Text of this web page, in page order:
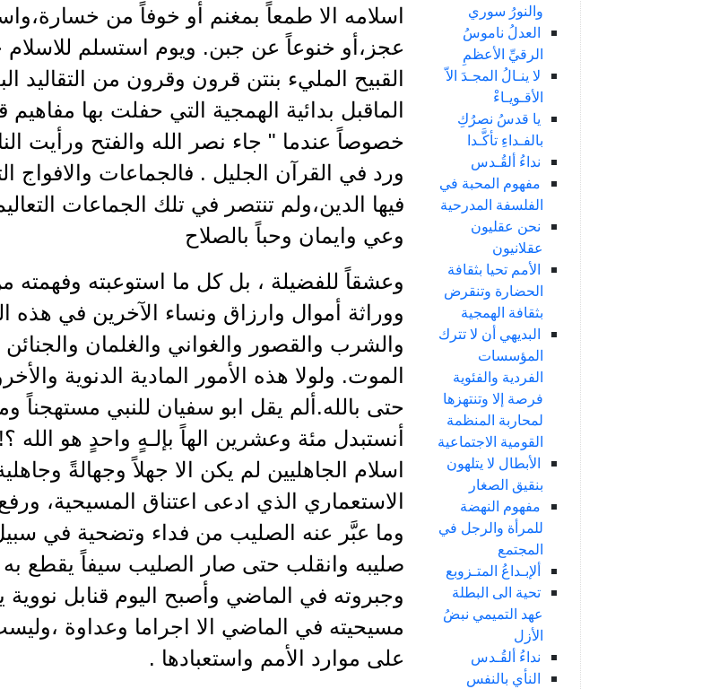
والنورُ سوري
العدلُ ناموسُ
الرقيِّ الأعظمِ
لا ينـالُ المجـدَ الاّ
الأقـويـاءْ
يا قدسُ نصرُكِ
بالفـداءِ تأكَّـدا
نداءُ ألقُـدس
مفهوم المحبة في
الفلسفة المدرحية
نحن عقليون
عقلانيون
الأمم تحيا بثقافة
الحضارة وتنقرض
بثقافة الهمجية
البديهي أن لا تترك
المؤسسات
الفردية والفئوية
فرصة إلا وتنتهزها
لمحاربة المنظمة
القومية الاجتماعية
الأبطال لا يتلهون
بنقيق الصغار
مفهوم النهضة
للمرأة والرجل في
المجتمع
ألإبـداعُ المتـزوبع
تحية الى البطلة
عهد التميمي نبضُ
الأزل
نداءُ ألقُـدس
النأي بالنفس
اسلامه الا طمعاً بمغنم أو خوفاً من
عجز،أو خنوعاً عن جبن. ويوم استسلم للاسلام
القبيح المليء بنتن قرون وقرون من التقاليد
الماقبل بدائية الهمجية التي حفلت بها مفاهيم
خصوصاً عندما " جاء نصر الله والفتح ورأيت
ورد في القرآن الجليل . فالجماعات
فيها الدين،ولم تنتصر في تلك الجماعات
وعي وايمان وحباً بالصلاح
وعشقاً للفضيلة ، بل كل ما استوعبته وفهمته
ووراثة أموال وارزاق ونساء الآخرين في هذه
والشرب والقصور والغواني والغلمان والجنائن
الموت. ولولا هذه الأمور المادية الدنوية
حتى بالله.ألم يقل ابو سفيان للنبي مستهجناً
أنستبدل مئة وعشرين الهاً بإلـهٍ واحدٍ هو
اسلام الجاهليين لم يكن الا جهلاً وجهالةً
الاستعماري الذي ادعى اعتناق المسيحية،
وما عبَّر عنه الصليب من فداء وتضحية في
صليبه وانقلب حتى صار الصليب سيفاً يقطع
وجبروته في الماضي وأصبح اليوم قنابل
مسيحيته في الماضي الا اجراما وعداوة
على موارد الأمم واستعبادها .